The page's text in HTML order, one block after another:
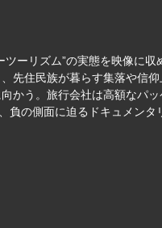
リズム”の実態を映像に
先住民族が暮らす集落や信
かう。旅行会社は高額なパ
の側面に迫るドキュメンタ